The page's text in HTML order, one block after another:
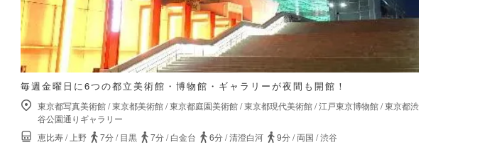
毎週金曜日に6つの都立美術館・博物館・ギャラリーが夜間も開館！
東京都写真美術館/東京都美術館/東京都庭園美術館/東京都現代美術館/江戸東京博物館/東京都渋
谷公園通りギャラリー
恵比寿/ 上野 7分/目黒 7分/白金台 6分/清澄白河 9分/両国 /渋谷